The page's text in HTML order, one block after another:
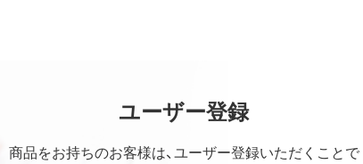
ユーザー登録
商品をお持ちのお客様は、ユーザー登録いただくことで